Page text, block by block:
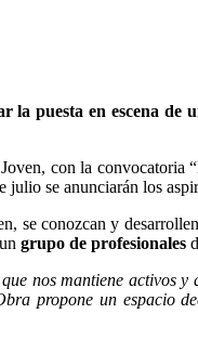
puesta en escena de
con la convocatoria
julio se anunciarán los
se conozcan y
grupo de profesionales
nos mantiene activos
propone un espacio